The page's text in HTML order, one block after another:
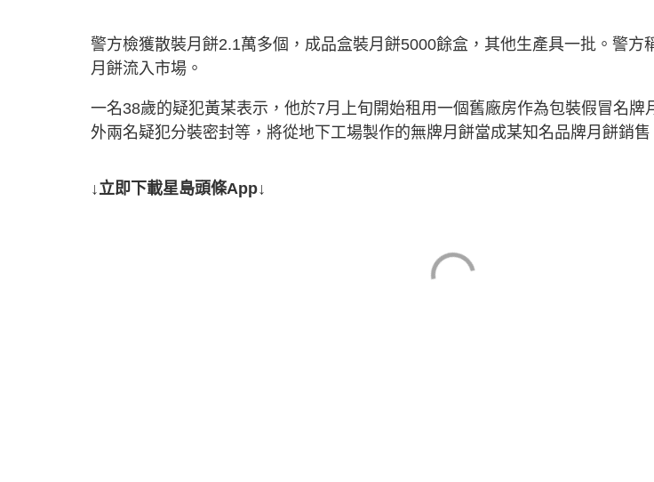
警方檢獲散裝月餅2.1萬多個，成品盒裝月餅5000餘盒，其他生產具一批。警方
月餅流入市場。
一名38歲的疑犯黃某表示，他於7月上旬開始租用一個舊廠房作為包裝假冒名牌
外兩名疑犯分裝密封等，將從地下工場製作的無牌月餅當成某知名品牌月餅銷售
↓立即下載星島頭條App↓